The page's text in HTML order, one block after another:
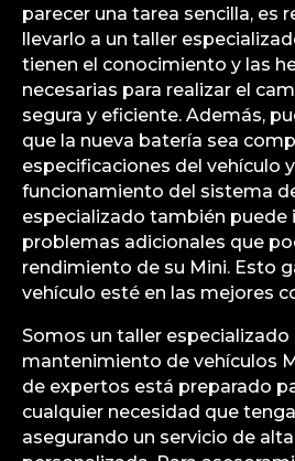
parecer una tarea sencilla, es
llevarlo a un taller
tienen el conocimiento y las
necesarias para realizar el
segura y eficiente. Además,
que la nueva batería sea
especificaciones del vehículo
funcionamiento del sistema
especializado también puede
problemas adicionales que
rendimiento de su Mini. Esto
vehículo esté en las mejores
Somos un taller especializado
mantenimiento de vehículos
de expertos está preparado
cualquier necesidad que
asegurando un servicio de